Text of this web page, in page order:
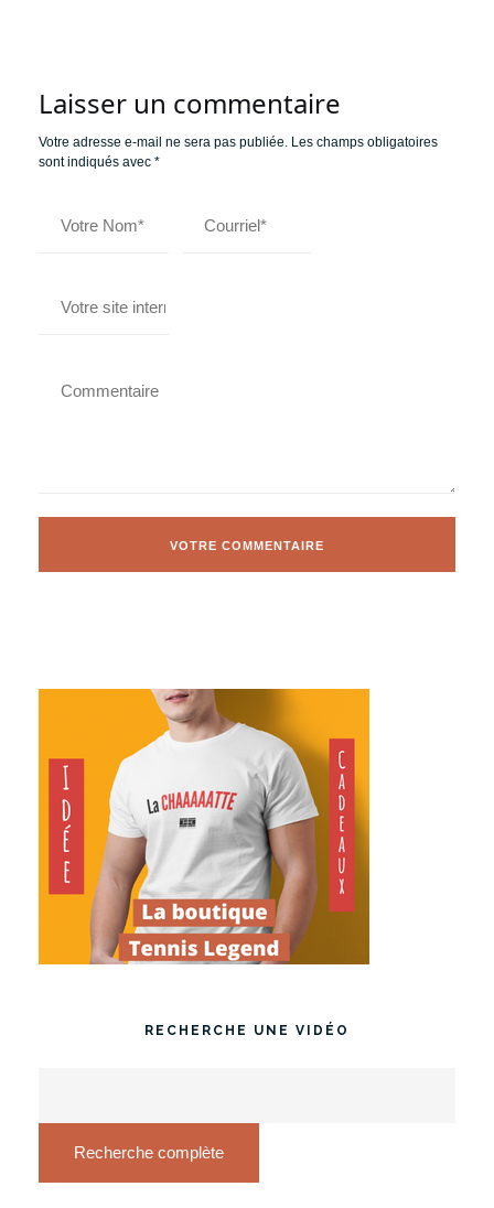
Laisser un commentaire
Votre adresse e-mail ne sera pas publiée. Les champs obligatoires
sont indiqués avec *
RECHERCHE UNE VIDÉO
Recherche complète